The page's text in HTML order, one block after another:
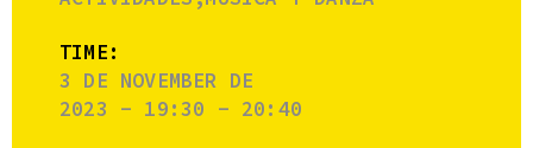
TIME:
3 DE NOVEMBER DE
2023 - 19:30 - 20:40